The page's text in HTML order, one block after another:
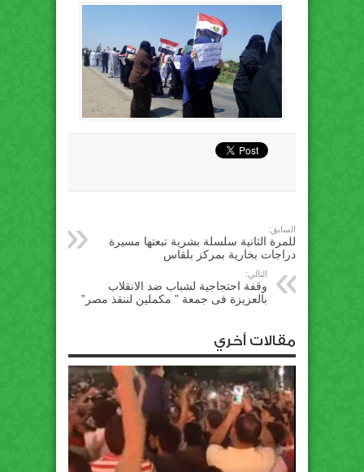
السابق:
للمرة الثانية سلسلة بشرية تبعتها مسيرة
دراجات بخارية بمركز بلقاس
التالي:
وقفة احتجاجية لشباب ضد الانقلاب
بالعزيزة فى جمعة ” مكملين لننقذ مصر”
مقالات أخري